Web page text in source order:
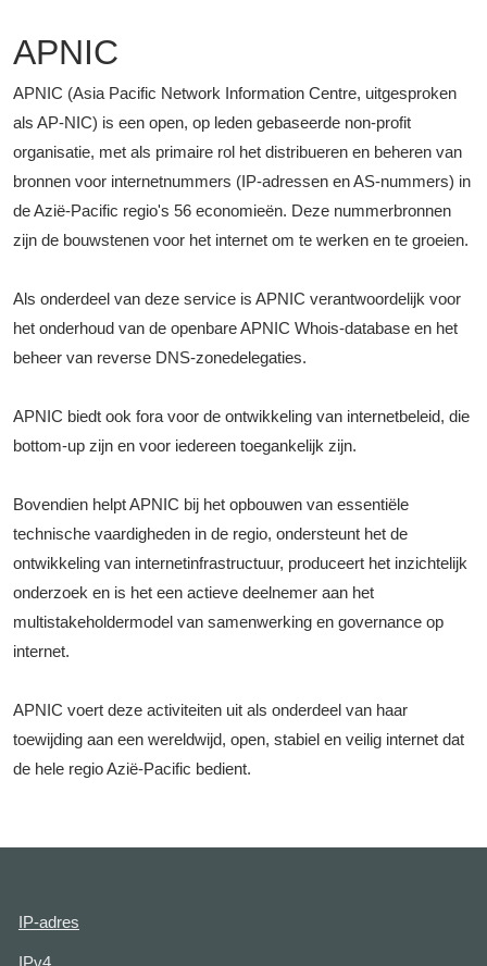
APNIC
APNIC (Asia Pacific Network Information Centre, uitgesproken
als AP-NIC) is een open, op leden gebaseerde non-profit
organisatie, met als primaire rol het distribueren en beheren van
bronnen voor internetnummers (IP-adressen en AS-nummers) in
de Azië-Pacific regio's 56 economieën. Deze nummerbronnen
zijn de bouwstenen voor het internet om te werken en te groeien.
Als onderdeel van deze service is APNIC verantwoordelijk voor
het onderhoud van de openbare APNIC Whois-database en het
beheer van reverse DNS-zonedelegaties.
APNIC biedt ook fora voor de ontwikkeling van internetbeleid, die
bottom-up zijn en voor iedereen toegankelijk zijn.
Bovendien helpt APNIC bij het opbouwen van essentiële
technische vaardigheden in de regio, ondersteunt het de
ontwikkeling van internetinfrastructuur, produceert het inzichtelijk
onderzoek en is het een actieve deelnemer aan het
multistakeholdermodel van samenwerking en governance op
internet.
APNIC voert deze activiteiten uit als onderdeel van haar
toewijding aan een wereldwijd, open, stabiel en veilig internet dat
de hele regio Azië-Pacific bedient.
IP-adres
IPv4